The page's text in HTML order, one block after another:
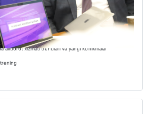
axborot xizmati trendlari va yangi ko‘nikmalar”